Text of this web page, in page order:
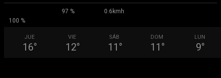
97 %
0.6kmh
100 %
JUE
16°
VIE
12°
SÁB
11 °
DOM
11 °
LUN
9°